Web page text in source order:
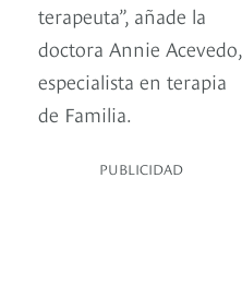
terapeuta”, añade la
doctora Annie Acevedo,
especialista en terapia
de Familia.
PUBLICIDAD